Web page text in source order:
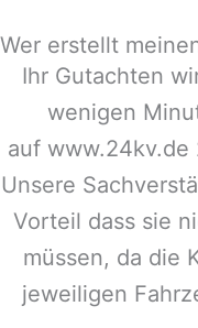
Wer erstellt
Ihr Gutachten
wenigen
auf www.24kv.de
Unsere
Vorteil dass sie
müssen, da die
jeweiligen